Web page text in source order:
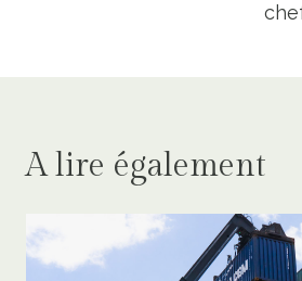
A lire également